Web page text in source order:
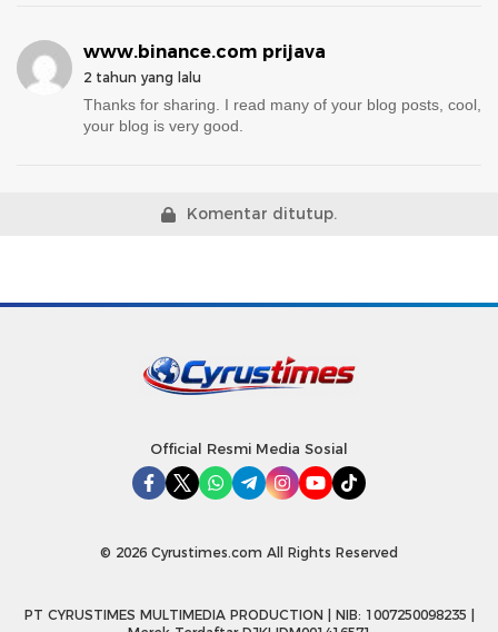
www.binance.com prijava
2 tahun yang lalu
Thanks for sharing. I read many of your blog posts, cool,
your blog is very good.
Komentar ditutup.
Official Resmi Media Sosial
© 2026 Cyrustimes.com All Rights Reserved
PT CYRUSTIMES MULTIMEDIA PRODUCTION | NIB: 1007250098235 |